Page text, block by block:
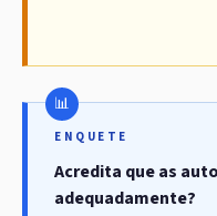
ENQUETE
Acredita que as
adequadamente?